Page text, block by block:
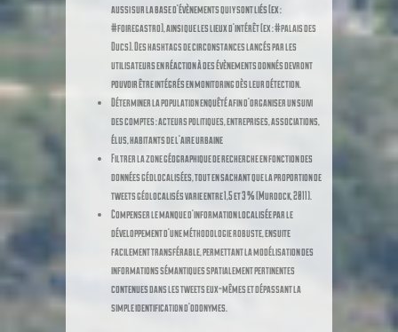
aussi sur la base d’évènements qui y sont liés (ex :
#foiregastro), ainsi que les lieux d’intérêt (ex : #palais des
Ducs). Des hashtags de circonstances lancés par les
utilisateurs en réaction à des évènements donnés devront
pouvoir être intégrés enmonitoringdès leur détection.
Déterminer la population enquêté afin d’organiser un suivi
des comptes : acteurs politiques, entreprises, associations,
élus, habitants de l’aire urbaine
Filtrer la zone géographique de recherche en fonction des
données géolocalisées, tout en sachant que la proportion de
tweets géolocalisés varie entre 1,5 et 3 % (Murdock, 2011).
Compenser le manque d’information localisée par le
développement d’une méthodologie robuste, ensuite
facilement transférable, permettant la modélisation des
informations sémantiques spatialement pertinentes
contenuesdansles tweets eux-mêmes et dépassant la
simple identification d’odonymes.